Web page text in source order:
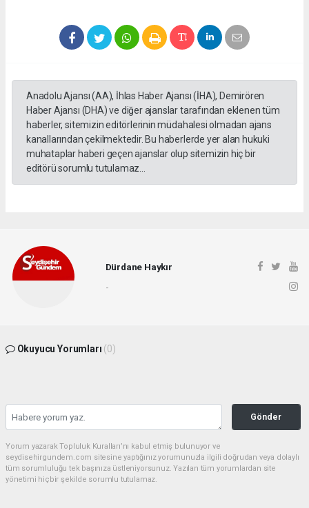
Anadolu Ajansı (AA), İhlas Haber Ajansı (İHA), Demirören
Haber Ajansı (DHA) ve diğer ajanslar tarafından eklenen tüm
haberler, sitemizin editörlerinin müdahalesi olmadan ajans
kanallarından çekilmektedir. Bu haberlerde yer alan hukuki
muhataplar haberi geçen ajanslar olup sitemizin hiç bir
editörü sorumlu tutulamaz...
Dürdane Haykır
-
Okuyucu Yorumları (0)
Gönder
Yorum yazarak Topluluk Kuralları’nı kabul etmiş bulunuyor ve
seydisehirgundem.com sitesine yaptığınız yorumunuzla ilgili doğrudan veya dolaylı
tüm sorumluluğu tek başınıza üstleniyorsunuz. Yazılan tüm yorumlardan site
yönetimi hiçbir şekilde sorumlu tutulamaz.